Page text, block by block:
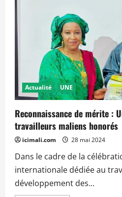
:
La
SOMASST
décerne
une
attestation
de
reconnaissance
au
Directeur
Général
de
l’INPS
Actualité UNE
Reconnaissance de mérite :
travailleurs maliens honorés
icimali.com 28 mai 2024
Dans le cadre de la
internationale dédiée au
développement des...